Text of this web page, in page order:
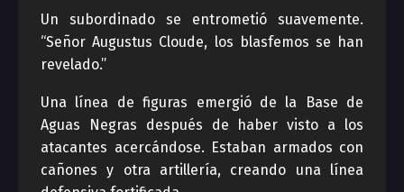
Un subordinado se entrometió suavemente.
“Señor Augustus Cloude, los blasfemos se han
revelado.”
Una línea de figuras emergió de la Base de
Aguas Negras después de haber visto a los
atacantes acercándose. Estaban armados con
cañones y otra artillería, creando una línea